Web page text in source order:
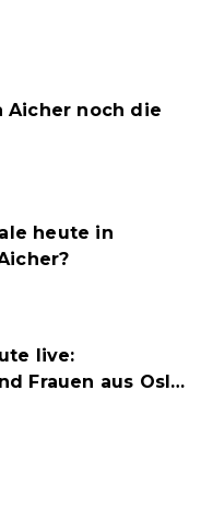
Aicher noch die
heute in
Aicher?
live:
Frauen aus Oslo